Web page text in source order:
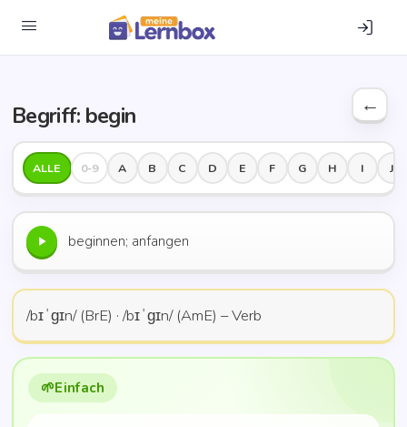
Begriff: begin
ALLE 0-9 A B C D E F G H I J
begin­nen; anfangen
/bɪˈɡɪn/ (BrE) · /bɪˈɡɪn/ (AmE) – Verb
Ein­fach